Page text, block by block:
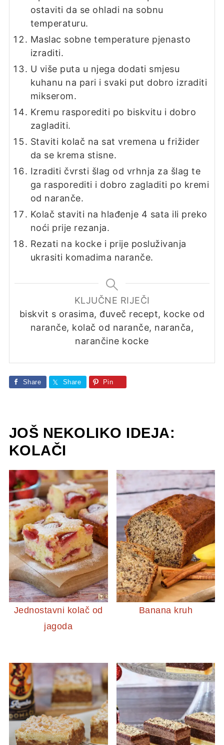
ostaviti da se ohladi na sobnu
temperaturu.
Maslac sobne temperature pjenasto
izraditi.
U više puta u njega dodati smjesu
kuhanu na pari i svaki put dobro izraditi
mikserom.
Kremu rasporediti po biskvitu i dobro
zagladiti.
Staviti kolač na sat vremena u frižider
da se krema stisne.
Izraditi čvrsti šlag od vrhnja za šlag te
ga rasporediti i dobro zagladiti po kremi
od naranče.
Kolač staviti na hlađenje 4 sata ili preko
noći prije rezanja.
Rezati na kocke i prije posluživanja
ukrasiti komadima naranče.
KLJUČNE RIJEČI
biskvit s orasima, đuveč recept, kocke od
naranče, kolač od naranče, naranča,
narančine kocke
Share Share Pin
JOŠ NEKOLIKO IDEJA:
KOLAČI
Jednostavni kolač od
jagoda
Banana kruh